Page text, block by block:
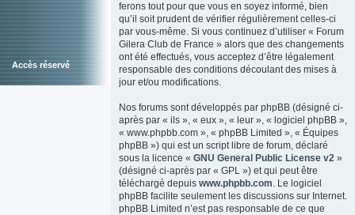
Accès réservé
ferons tout pour que vous en soyez informé, bien
qu’il soit prudent de vérifier régulièrement celles-ci
par vous-même. Si vous continuez d’utiliser « Forum
Gilera Club de France » alors que des changements
ont été effectués, vous acceptez d’être légalement
responsable des conditions découlant des mises à
jour et/ou modifications.
Nos forums sont développés par phpBB (désigné ci-
après par « ils », « eux », « leur », « logiciel phpBB »,
« www.phpbb.com », « phpBB Limited », « Équipes
phpBB ») qui est un script libre de forum, déclaré
sous la licence « GNU General Public License v2 »
(désigné ci-après par « GPL ») et qui peut être
téléchargé depuis www.phpbb.com. Le logiciel
phpBB facilite seulement les discussions sur Internet.
phpBB Limited n’est pas responsable de ce que